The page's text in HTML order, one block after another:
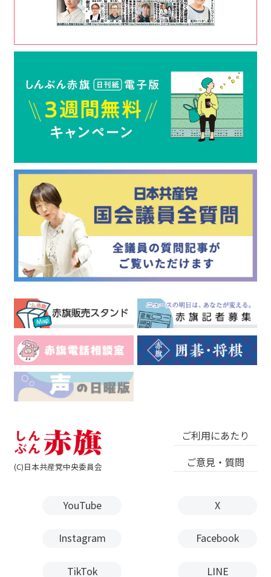
(C)日本共産党中央委員会
ご利用にあたり
ご意見・質問
YouTube X
TikTok
Instagram Facebook
LINE